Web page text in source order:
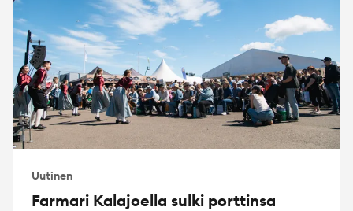
Uutinen
Farmari Kalajoella sulki porttinsa